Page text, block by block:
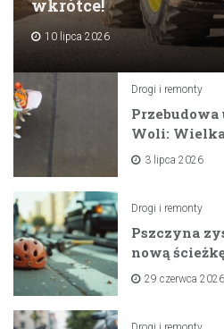
wkrótce!
10 lipca 2026
Drogi i remonty
Woli:
na3 lipca 2026
Drogi i remonty
Pszczyna
nową
zaporami
29 czerwca 2026